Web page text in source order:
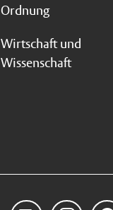
Ordnung
Wirtschaft und
Wissenschaft